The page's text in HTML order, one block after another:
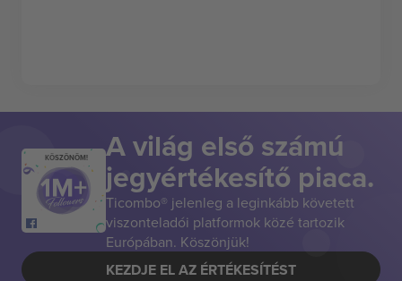
KÖSZÖNÖM! A világ első számú
jegyértékesítő piaca.
Ticombo® jelenleg a leginkább követett
viszonteladói platformok közé tartozik
Európában. Köszönjük!
KEZDJE EL AZ ÉRTÉKESÍTÉST